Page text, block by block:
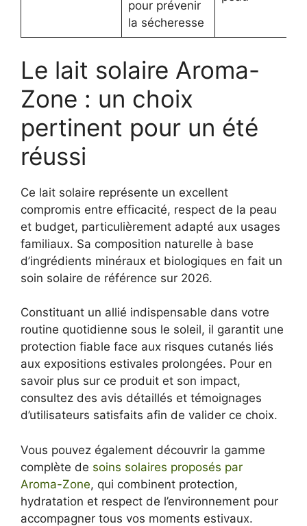
pour prévenir
la sécheresse
Le lait solaire Aroma-
Zone : un choix
pertinent pour un été
réussi
Ce lait solaire représente un excellent
compromis entre efficacité, respect de la peau
et budget, particulièrement adapté aux usages
familiaux. Sa composition naturelle à base
d’ingrédients minéraux et biologiques en fait un
soin solaire de référence sur 2026.
Constituant un allié indispensable dans votre
routine quotidienne sous le soleil, il garantit une
protection fiable face aux risques cutanés liés
aux expositions estivales prolongées. Pour en
savoir plus sur ce produit et son impact,
consultez des avis détaillés et témoignages
d’utilisateurs satisfaits afin de valider ce choix.
Vous pouvez également découvrir la gamme
complète de soins solaires proposés par
Aroma-Zone, qui combinent protection,
hydratation et respect de l’environnement pour
accompagner tous vos moments estivaux.